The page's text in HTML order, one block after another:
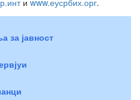
за јавност